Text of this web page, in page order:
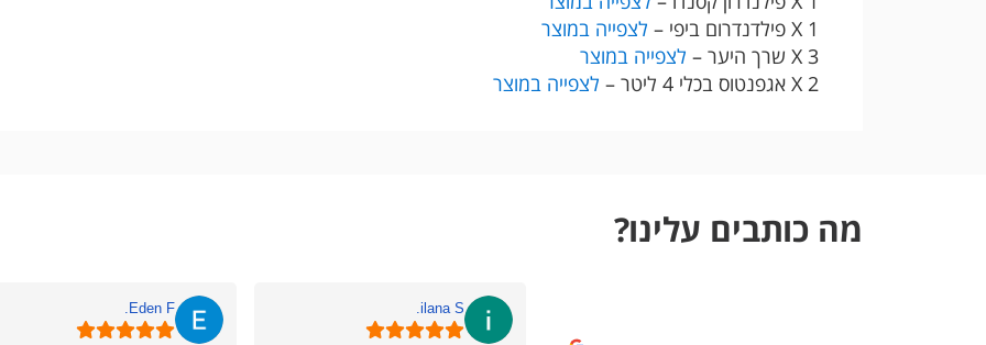
1 X פילדנדרום ביפי –
לצפייה במוצר
3 X שרך היער –
לצפייה במוצר
2 X אגפנטוס בכלי 4 ליטר –
לצפייה במוצר
מה כותבים עלינו?
ilana S.
Eden F.